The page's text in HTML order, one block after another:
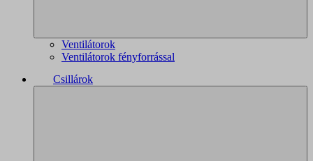
Ventilátorok
Ventilátorok fényforrással
Csillárok